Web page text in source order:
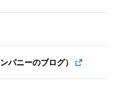
パニーのブログ）